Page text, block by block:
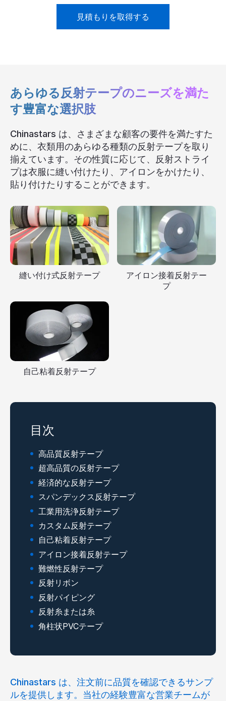
見積もりを取得する
目次
高品質反射テープ
超高品質の反射テープ
経済的な反射テープ
スパンデックス反射テープ
工業用洗浄反射テープ
カスタム反射テープ
自己粘着反射テープ
アイロン接着反射テープ
難燃性反射テープ
反射リボン
反射パイピング
反射糸または糸
角柱状PVCテープ
あらゆる反射テープのニーズを満た
す豊富な選択肢
Chinastars は、さまざまな顧客の要件を満たすた
めに、衣類用のあらゆる種類の反射テープを取り
揃えています。その性質に応じて、反射ストライ
プは衣服に縫い付けたり、アイロンをかけたり、
貼り付けたりすることができます。
縫い付け式反射テープ
アイロン接着反射テー
プ
自己粘着反射テープ
Chinastars は、注文前に品質を確認できるサンプ
ルを提供します。当社の経験豊富な営業チームが